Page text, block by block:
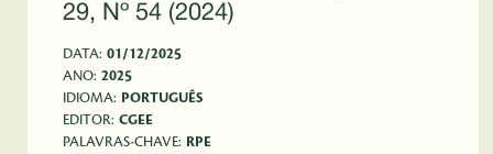
29, Nº 54 (2024)
DATA: 01/12/2025
ANO: 2025
IDIOMA: PORTUGUÊS
EDITOR: CGEE
PALAVRAS-CHAVE: RPE